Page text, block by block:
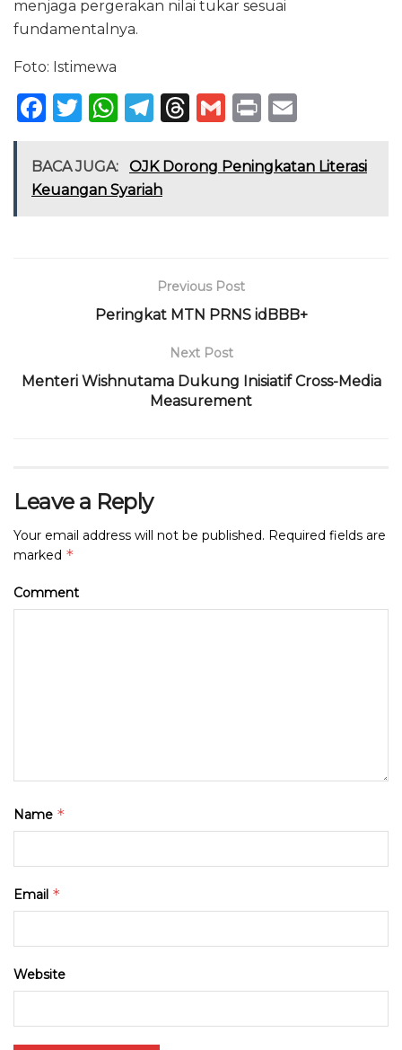
menjaga pergerakan nilai tukar sesuai
fundamentalnya.
Foto: Istimewa
F
c
e
T
it
te
W
a
ts
T
e
g
T
re
G
ai
P
n ai
BACA JUGA:
OJK Dorong Peningkatan Literasi
Keuangan Syariah
Previous Post
Peringkat MTN PRNS idBBB+
Next Post
Menteri Wishnutama Dukung Inisiatif Cross-Media
Measurement
Leave a Reply
Your email address will not be published. Required fields are
marked *
Comment
Name *
Email *
Website